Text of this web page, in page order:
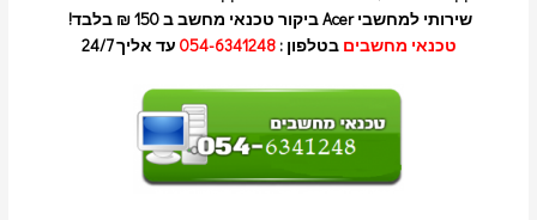
שירותי למחשבי Acer
ביקור טכנאי מחשב ב 150 ₪ בלבד!
טכנאי מחשבים בטלפון :054-6341248 עד אליך 24/7